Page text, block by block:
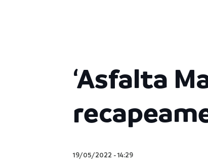
‘Asfalta
19/05/2022 -14:29